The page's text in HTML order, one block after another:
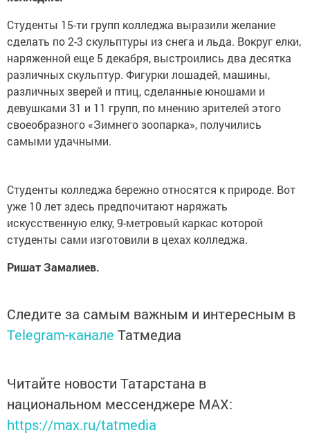
Студенты 15-ти групп колледжа выразили желание
сделать по 2-3 скульптуры из снега и льда. Вокруг елки,
наряженной еще 5 декабря, выстроились два десятка
различных скульптур. Фигурки лошадей, машины,
различных зверей и птиц, сделанные юношами и
девушками 31 и 11 групп, по мнению зрителей этого
своеобразного «Зимнего зоопарка», получились
самыми удачными.
Студенты колледжа бережно относятся к природе. Вот
уже 10 лет здесь предпочитают наряжать
искусственную елку, 9-метровый каркас которой
студенты сами изготовили в цехах колледжа.
Ришат Замалиев.
Следите за самым важным и интересным в
Telegram-канале Татмедиа
Читайте новости Татарстана в
национальном мессенджере MАХ:
https://max.ru/tatmedia